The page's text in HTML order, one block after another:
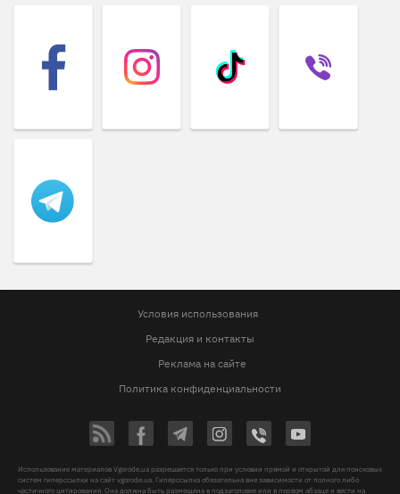
Условия использования
Редакция и контакты
Реклама на сайте
Политика конфиденциальности
Использование материалов Vgorode.ua разрешается только при условии прямой и открытой для поисковых
систем гиперссылки на сайт vgorode.ua. Гиперссылка обязательна вне зависимости от полного либо
частичного цитирования. Она должна быть размещена в подзаголовке или в первом абзаце и вести на